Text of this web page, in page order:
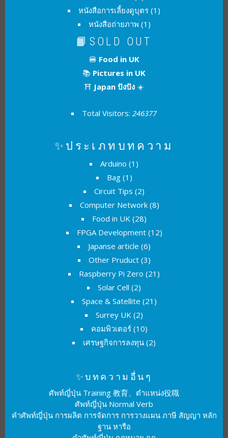
หนังสือการเลี้ยงดูบุตร (1)
หนังสือถ่ายภาพ (1)
📙SOLD OUT
🍔 Food in UK
📚 Pictures in UK
⛩ Japan ปังปัง ☀️
Total Visitors: 246377
✨ประเภทบทความ
Arduino (1)
Bag(1)
Circuit Tips (2)
Computer Network(8)
Food in UK (28)
FPGA Development(12)
Japanse article (6)
Other Pruduct(3)
Raspberry Pi Zero (21)
Solar Cell (2)
Space & Satellite (21)
Surrey UK (2)
คอมพิวเตอร์ (10)
เศรษฐกิจการลงทุน (2)
✨บทความอื่นๆ
ศัพท์ญี่ปุ่น Training 教育、ตำแหน่ง役職
ศัพท์ญี่ปุ่น Normal Verb
คำศัพท์ญี่ปุ่น การผลิต การจัดการ การวางแผน ภาษี สัญญา หลัก
ฐาน หารือ